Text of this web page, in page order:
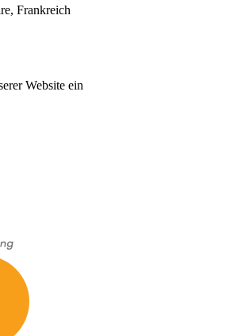
Frankreich
Website ein